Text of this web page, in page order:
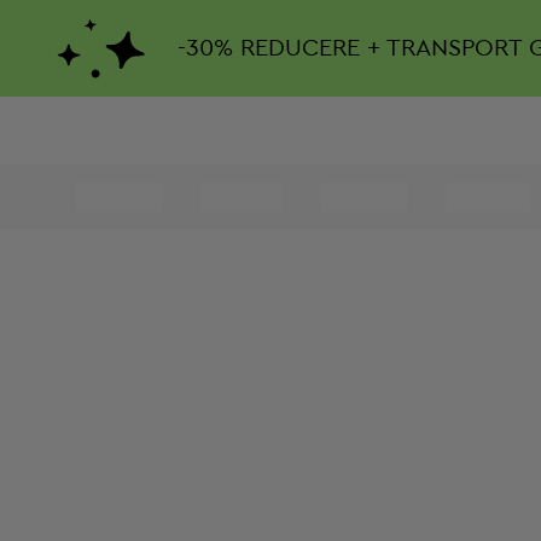
-30% REDUCERE + TRANSPORT